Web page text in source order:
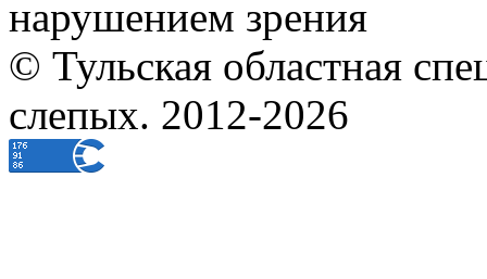
нарушением зрения
© Тульская областная
слепых. 2012-2026